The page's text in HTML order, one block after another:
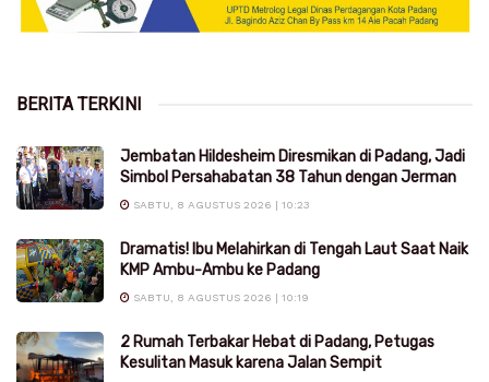
BERITA TERKINI
Jembatan Hildesheim Diresmikan di Padang, Jadi
Simbol Persahabatan 38 Tahun dengan Jerman
SABTU, 8 AGUSTUS 2026 | 10:23
Dramatis! Ibu Melahirkan di Tengah Laut Saat Naik
KMP Ambu-Ambu ke Padang
SABTU, 8 AGUSTUS 2026 | 10:19
2 Rumah Terbakar Hebat di Padang, Petugas
Kesulitan Masuk karena Jalan Sempit